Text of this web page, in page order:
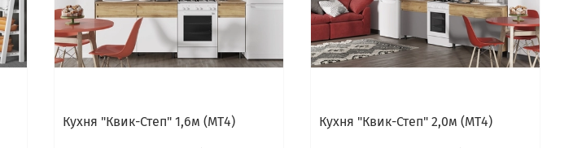
Кухня "Квик-Степ" 1,6м (МТ4) Кухня "Квик-Степ" 2,0м (МТ4)